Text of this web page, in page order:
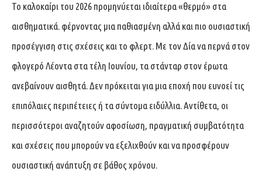
Το καλοκαίρι του 2026 προμηνύεται ιδιαίτερα «θερμό» στα
αισθηματικά. φέρνοντας μια παθιασμένη αλλά και πιο ουσιαστική
προσέγγιση στις σχέσεις και το φλερτ. Με τον Δία να περνά στον
φλογερό Λέοντα στα τέλη Ιουνίου, τα στάνταρ στον έρωτα
ανεβαίνουν αισθητά. Δεν πρόκειται για μια εποχή που ευνοεί τις
επιπόλαιες περιπέτειες ή τα σύντομα ειδύλλια. Αντίθετα, οι
περισσότεροι αναζητούν αφοσίωση, πραγματική συμβατότητα
και σχέσεις που μπορούν να εξελιχθούν και να προσφέρουν
ουσιαστική ανάπτυξη σε βάθος χρόνου.